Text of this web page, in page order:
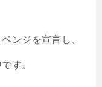
ンジを宣言し、
す。